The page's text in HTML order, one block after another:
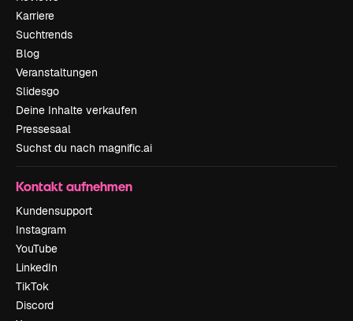
Karriere
Suchtrends
Blog
Veranstaltungen
Slidesgo
Deine Inhalte verkaufen
Pressesaal
Suchst du nach magnific.ai
Kontakt aufnehmen
Kundensupport
Instagram
YouTube
LinkedIn
TikTok
Discord